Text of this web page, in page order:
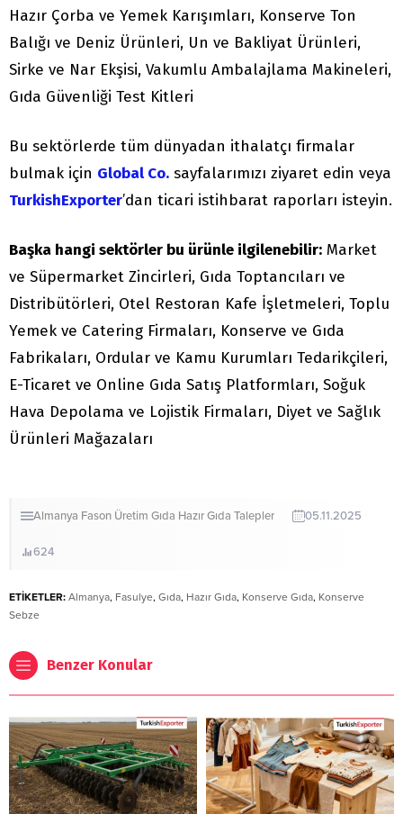
Hazır Çorba ve Yemek Karışımları, Konserve Ton
Balığı ve Deniz Ürünleri, Un ve Bakliyat Ürünleri,
Sirke ve Nar Ekşisi, Vakumlu Ambalajlama Makineleri,
Gıda Güvenliği Test Kitleri
Bu sektörlerde tüm dünyadan ithalatçı firmalar
bulmak için Global Co. sayfalarımızı ziyaret edin veya
TurkishExporter’dan ticari istihbarat raporları isteyin.
Başka hangi sektörler bu ürünle ilgilenebilir: Market
ve Süpermarket Zincirleri, Gıda Toptancıları ve
Distribütörleri, Otel Restoran Kafe İşletmeleri, Toplu
Yemek ve Catering Firmaları, Konserve ve Gıda
Fabrikaları, Ordular ve Kamu Kurumları Tedarikçileri,
E-Ticaret ve Online Gıda Satış Platformları, Soğuk
Hava Depolama ve Lojistik Firmaları, Diyet ve Sağlık
Ürünleri Mağazaları
Almanya Fason Üretim Gıda Hazır Gıda Talepler 05.11.2025
624
ETİKETLER: Almanya, Fasulye, Gıda, Hazır Gıda, Konserve Gıda, Konserve
Sebze
Benzer Konular